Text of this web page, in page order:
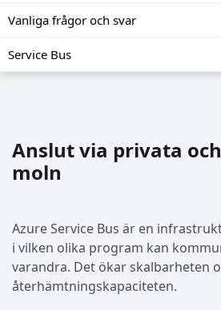
Vanliga frågor och svar
Service Bus
Anslut via privata
moln
Azure Service Bus är en
i vilken olika program kan
varandra. Det ökar skalbarheten
återhämtningskapaciteten.